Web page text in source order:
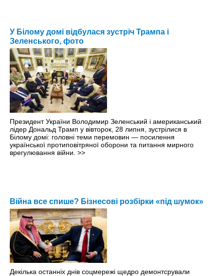
У Білому домі відбулася зустріч Трампа і
Зеленського, фото
Президент України Володимир Зеленський і американський
лідер Дональд Трамп у вівторок, 28 липня, зустрілися в
Білому домі: головні теми перемовин — посилення
української протиповітряної оборони та питання мирного
врегулювання війни. >>
Війна все спише? Бізнесові розбірки «під шумок»
Декілька останніх днів соцмережі щедро демонтсрували